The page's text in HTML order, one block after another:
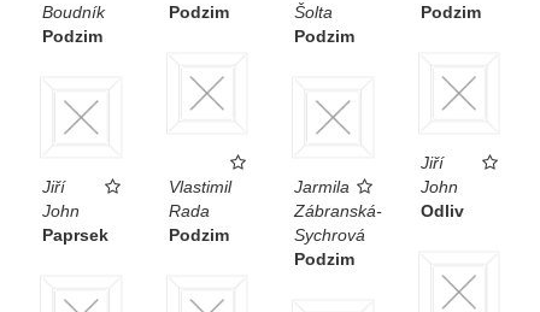
Boudník
Podzim
Podzim
Šolta
Podzim
Podzim
Vlastimil
Rada
Podzim
Jiří
John
Odliv
Jiří
John
Paprsek
Jarmila
Zábranská-
Sychrová
Podzim